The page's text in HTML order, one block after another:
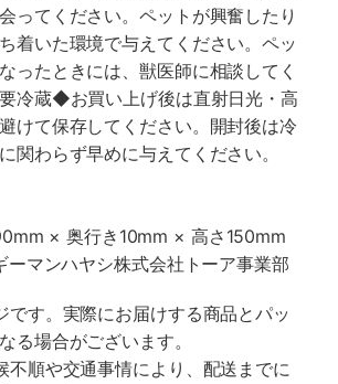
ってください。ペットが興奮したり
着いた環境で与えてください。ペッ
ったときには、獣医師に相談してく
冷蔵◆お買い上げ後は直射日光・高
けて保存してください。開封後は冷
関わらず早めに与えてください。
× 奥行き10mm × 高さ150mm
ーマンハヤシ株式会社トーア事業部
です。実際にお届けする商品とパッ
る場合がございます。
不順や交通事情により、配送までに